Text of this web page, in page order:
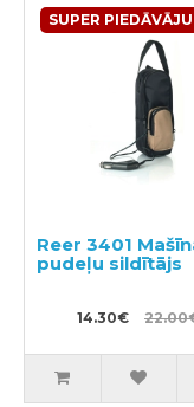
SUPER
Reer 3401
pudeļu sildītājs
14.30€